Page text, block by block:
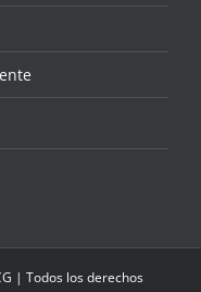
| Todos los derechos